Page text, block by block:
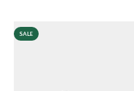
SALE